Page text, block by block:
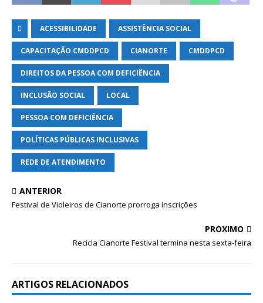
ACESSIBILIDADE ASSISTÊNCIA SOCIAL
CAPACITAÇÃO CMDDPCD CIANORTE CMDDPCD
DIREITOS DA PESSOA COM DEFICIÊNCIA
INCLUSÃO SOCIAL LOCAL
PESSOA COM DEFICIÊNCIA
POLÍTICAS PÚBLICAS INCLUSIVAS
REDE DE ATENDIMENTO
ANTERIOR
Festival de Violeiros de Cianorte prorroga inscrições
PRÓXIMO
Recicla Cianorte Festival termina nesta sexta-feira
ARTIGOS RELACIONADOS